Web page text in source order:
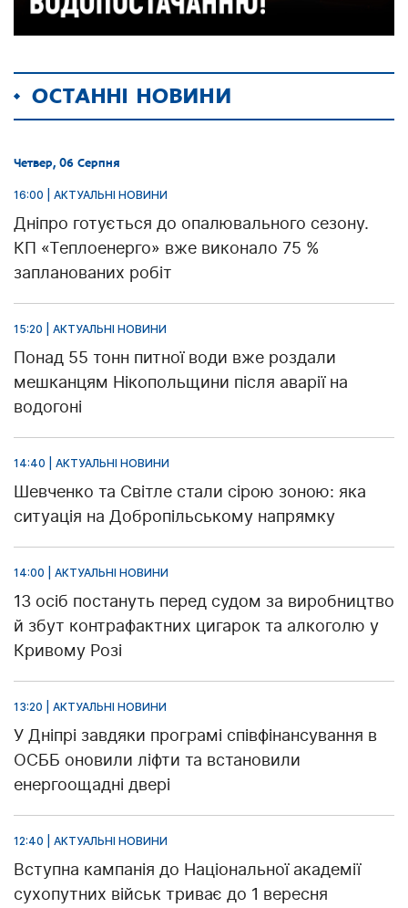
ОСТАННІ НОВИНИ
Четвер, 06 Серпня
16:00 | АКТУАЛЬНІ НОВИНИ
Дніпро готується до опалювального сезону.
КП «Теплоенерго» вже виконало 75 %
запланованих робіт
15:20 | АКТУАЛЬНІ НОВИНИ
Понад 55 тонн питної води вже роздали
мешканцям Нікопольщини після аварії на
водогоні
14:40 | АКТУАЛЬНІ НОВИНИ
Шевченко та Світле стали сірою зоною: яка
ситуація на Добропільському напрямку
14:00 | АКТУАЛЬНІ НОВИНИ
13 осіб постануть перед судом за виробництво
й збут контрафактних цигарок та алкоголю у
Кривому Розі
13:20 | АКТУАЛЬНІ НОВИНИ
У Дніпрі завдяки програмі співфінансування в
ОСББ оновили ліфти та встановили
енергоощадні двері
12:40 | АКТУАЛЬНІ НОВИНИ
Вступна кампанія до Національної академії
сухопутних військ триває до 1 вересня